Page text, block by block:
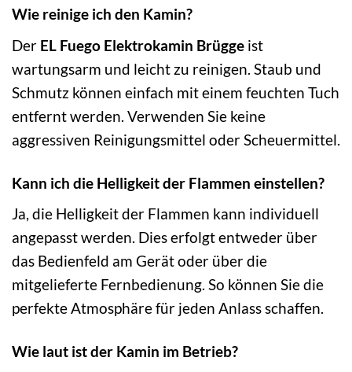
Wie reinige ich den Kamin?
Der EL Fuego Elektrokamin Brügge ist
wartungsarm und leicht zu reinigen. Staub und
Schmutz können einfach mit einem feuchten Tuch
entfernt werden. Verwenden Sie keine
aggressiven Reinigungsmittel oder Scheuermittel.
Kann ich die Helligkeit der Flammen einstellen?
Ja, die Helligkeit der Flammen kann individuell
angepasst werden. Dies erfolgt entweder über
das Bedienfeld am Gerät oder über die
mitgelieferte Fernbedienung. So können Sie die
perfekte Atmosphäre für jeden Anlass schaffen.
Wie laut ist der Kamin im Betrieb?